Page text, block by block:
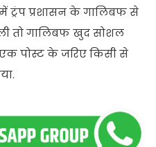
ट्रंप प्रशासन के गालिबफ से
तो गालिबफ खुद सोशल
पोस्ट के जरिए किसी से